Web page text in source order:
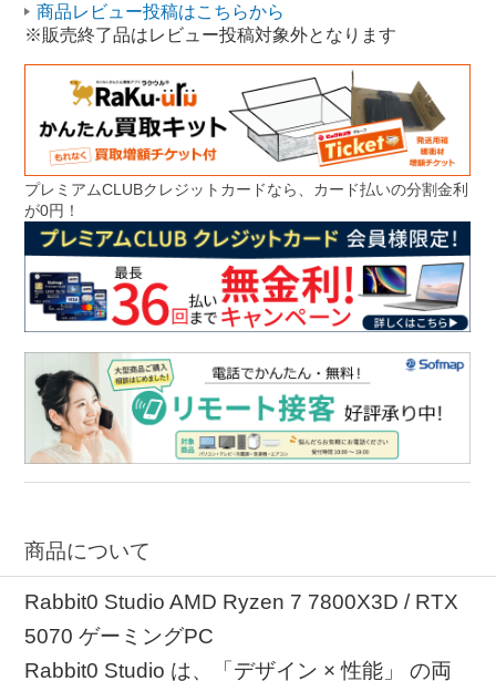
商品レビュー投稿はこちらから
※販売終了品はレビュー投稿対象外となります
プレミアムCLUBクレジットカードなら、カード払いの分割金利
が0円！
商品について
Rabbit0 Studio AMD Ryzen 7 7800X3D / RTX
5070 ゲーミングPC
Rabbit0 Studio は、「デザイン × 性能」 の両